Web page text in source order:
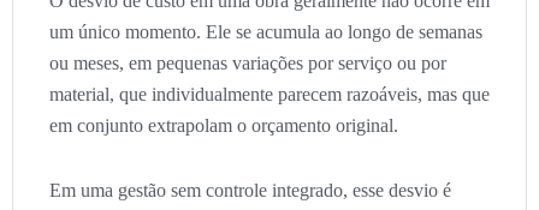
um único momento. Ele se acumula ao longo de semanas
ou meses, em pequenas variações por serviço ou por
material, que individualmente parecem razoáveis, mas que
em conjunto extrapolam o orçamento original.
Em uma gestão sem controle integrado, esse desvio é